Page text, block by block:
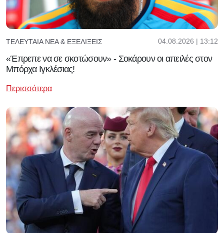
ΤΕΛΕΥΤΑΊΑ ΝΈΑ & ΕΞΕΛΊΞΕΙΣ 04.08.2026 | 13:12
«Έπρεπε να σε σκοτώσουν» - Σοκάρουν οι απειλές στον
Μπόρχα Ιγκλέσιας!
Περισσότερα